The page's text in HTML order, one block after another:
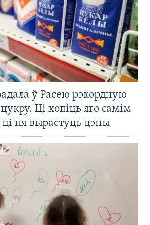
ў Расею рэкордную
Ці хопіць яго самім
ці ня вырастуць цэны